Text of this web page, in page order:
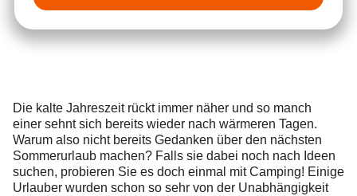
Die kalte Jahreszeit rückt immer näher und so manch
einer sehnt sich bereits wieder nach wärmeren Tagen.
Warum also nicht bereits Gedanken über den nächsten
Sommerurlaub machen? Falls sie dabei noch nach Ideen
suchen, probieren Sie es doch einmal mit Camping! Einige
Urlauber wurden schon so sehr von der Unabhängigkeit